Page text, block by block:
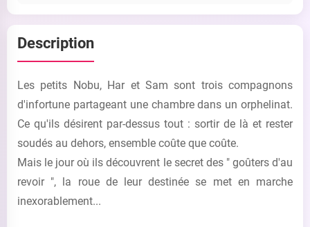
Description
Les petits Nobu, Har et Sam sont trois compagnons
d'infortune partageant une chambre dans un orphelinat.
Ce qu'ils désirent par-dessus tout : sortir de là et rester
soudés au dehors, ensemble coûte que coûte.
Mais le jour où ils découvrent le secret des " goûters d'au
revoir ", la roue de leur destinée se met en marche
inexorablement...